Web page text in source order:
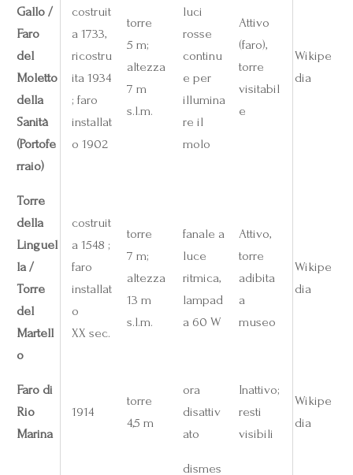
Gallo /
Faro
del
Moletto
della
Sanità
(Portofe
rraio)
costruit
a 1733,
ricostru
ita 1934
; faro
installat
o 1902
torre
5 m;
altezza
7 m
s.l.m.
luci
rosse
continu
e per
illumina
re il
molo
Attivo
(faro),
torre
visitabil
e
Wikipe
dia
Torre
della
Linguel
la /
Torre
del
Martell
o
costruit
a 1548 ;
faro
installat
o
XX sec.
torre
7 m;
altezza
13 m
s.l.m.
fanale a
luce
ritmica,
lampad
a 60 W
Attivo,
torre
adibita
a
museo
Wikipe
dia
Faro di
Rio
Marina
1914
torre
4,5 m
ora
disattiv
ato
Inattivo;
resti
visibili
Wikipe
dia
dismes